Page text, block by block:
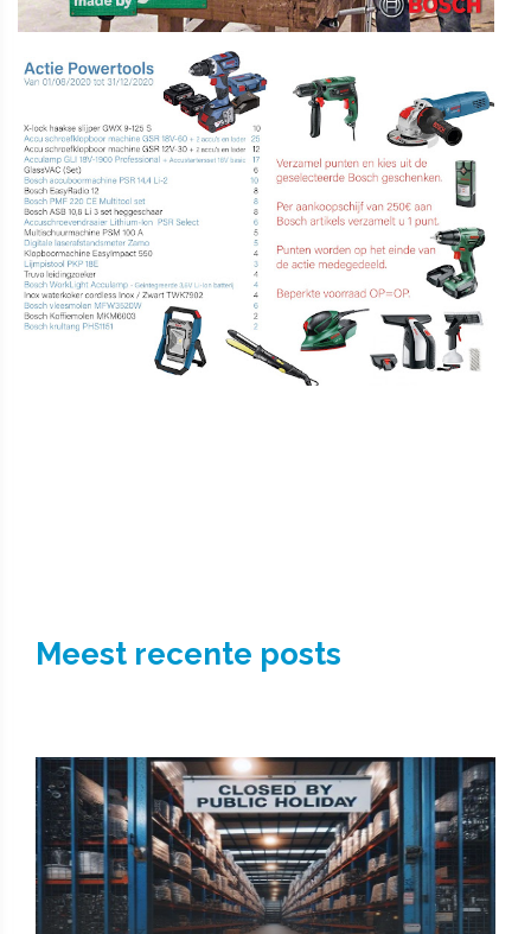
Meest recente posts